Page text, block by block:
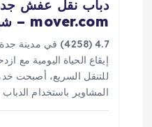
mover.com – شركة السعد
4.7 (4258) في
إيقاع الحياة اليومية مع
للتنقل السريع، أصبحت
المشاوير باستخدام